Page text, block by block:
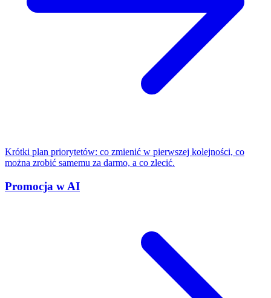
Krótki plan priorytetów: co zmienić w pierwszej kolejności, co
można zrobić samemu za darmo, a co zlecić.
Promocja w AI